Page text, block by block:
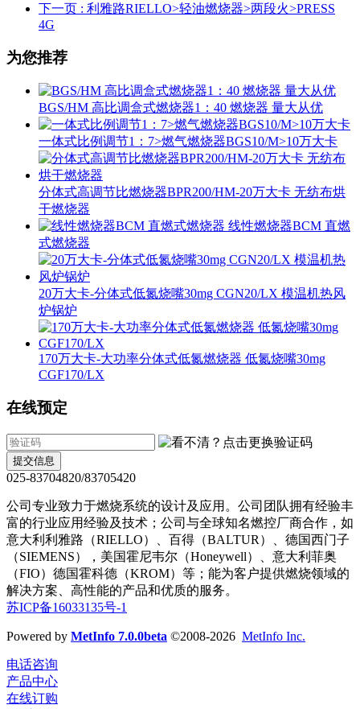
下一页 : 利雅路RIELLO>轻油燃烧器>两段火>PRESS
4G
为您推荐
BGS/HM 高比调盒式燃烧器1：40 燃烧器 量大从优
一体式比例调节1：7>燃气燃烧器BGS10/M>10万大卡
分体式高调节比燃烧器BPR200/HM-20万大卡 无纺布烘
干燃烧器
线性燃烧器BCM 直燃
式燃烧器
20万大卡-分体式低氮烧嘴30mg CGN20/LX 模温机热风
炉锅炉
170万大卡-大功率分体式低氮燃烧器 低氮烧嘴30mg
CGF170/LX
在线预定
提交信息
025-83704820/83705420
公司专业致力于燃烧系统的设计及应用。公司团队拥有经验丰
富的行业应用经验及技术；公司与全球知名燃控厂商合作，如
意大利利雅路（RIELLO）、百得（BALTUR）、德国西门子
（SIEMENS），美国霍尼韦尔（Honeywell）、意大利菲奥
（FIO）德国霍科德（KROM）等；能为客户提供燃烧领域的
解决方案、高性能的产品和优质的服务。
苏ICP备16033135号-1
Powered by MetInfo 7.0.0beta ©2008-2026 MetInfo Inc.
电话咨询
产品中心
在线订购